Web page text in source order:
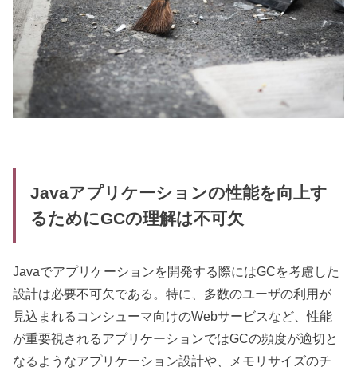
Javaアプリケーションの性能を向上す
るためにGCの理解は不可欠
Javaでアプリケーションを開発する際にはGCを考慮した
設計は必要不可欠である。特に、多数のユーザの利用が
見込まれるコンシューマ向けのWebサービスなど、性能
が重要視されるアプリケーションではGCの頻度が適切と
なるようなアプリケーション設計や、メモリサイズのチ